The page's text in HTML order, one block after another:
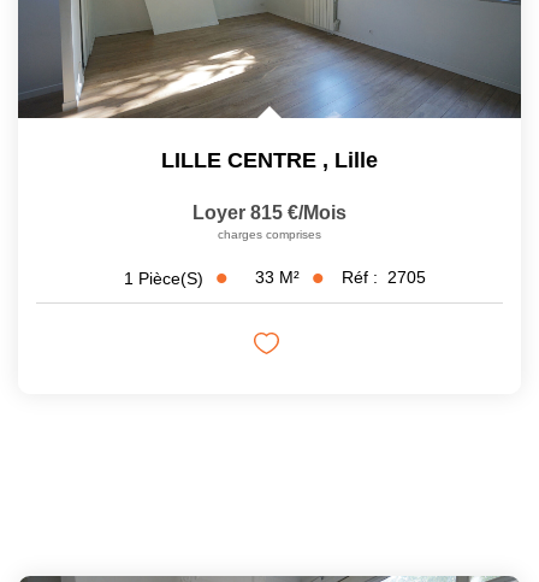
LILLE CENTRE , Lille
Loyer 815 €/mois
charges comprises
1 Pièce(s) 33 M² Réf : 2705